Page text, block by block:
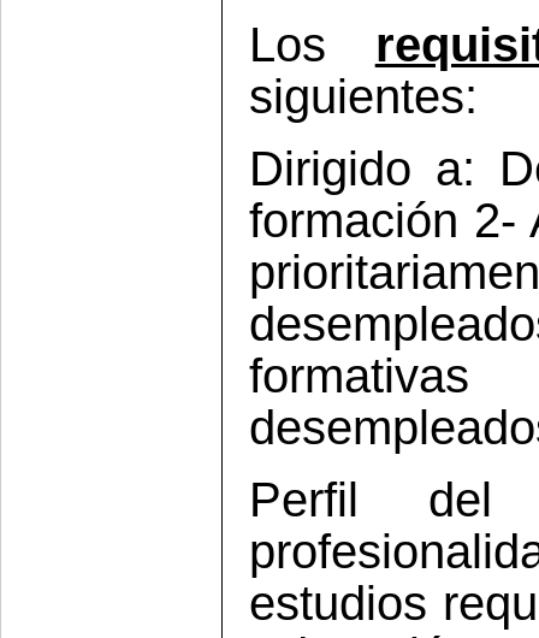
Los
siguientes:
Dirigido a:
formación 2-
formativas
Perfil del
estudios